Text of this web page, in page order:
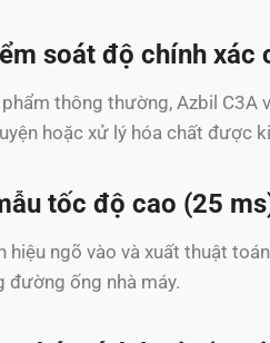
soát độ chính xác
thông thường, Azbil C3A
hoặc xử lý hóa chất được
tốc độ cao (25
hiệu ngõ vào và xuất thuật
đường ống nhà máy.